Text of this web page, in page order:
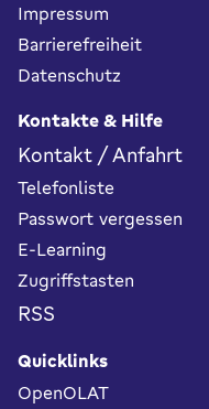
Impressum
Barrierefreiheit
Datenschutz
Kontakte & Hilfe
Kontakt / Anfahrt
Telefonliste
Passwort vergessen
E-Learning
Zugriffstasten
RSS
Quicklinks
OpenOLAT